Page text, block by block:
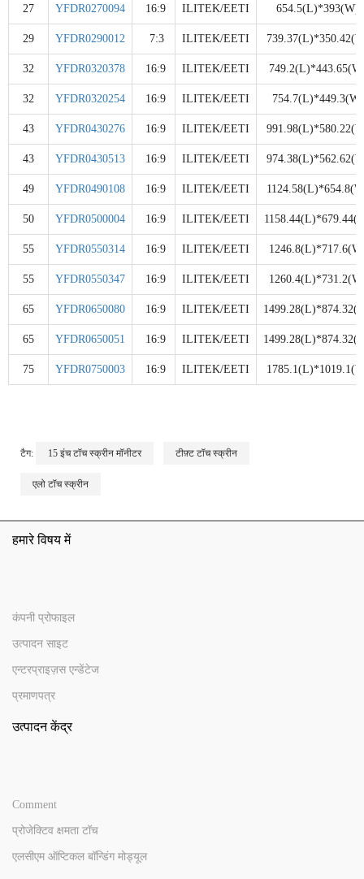
27 YFDR0270094 16:9 ILITEK/EETI 654.5(L)*393(W)
29 YFDR0290012 7:3 ILITEK/EETI
32 YFDR0320378 16:9 ILITEK/EETI
32 YFDR0320254 16:9 ILITEK/EETI 754.7(L)*449.3(W)
43 YFDR0430276 16:9 ILITEK/EETI
43 YFDR0430513 16:9 ILITEK/EETI
49 YFDR0490108 16:9 ILITEK/EETI
50 YFDR0500004 16:9 ILITEK/EETI
55 YFDR0550314 16:9 ILITEK/EETI
55 YFDR0550347 16:9 ILITEK/EETI
65 YFDR0650080 16:9 ILITEK/EETI
65 YFDR0650051 16:9 ILITEK/EETI
75 YFDR0750003 16:9 ILITEK/EETI
टैग: 15 इंच टॉच स्क्रीन मॉनीटर टीफ़्ट टॉच स्क्रीन
एलो टॉच स्क्रीन
हमारे विषय में
कंपनी प्रोफाइल
उत्पादन साइट
एन्टरप्राइज़स एन्डेंटेज
प्रमाणपत्र
उत्पादन केंद्र
Comment
प्रोजेक्टिव क्षमता टॉच
एलसीएम ऑप्टिकल बॉन्डिंग मोड्यूल